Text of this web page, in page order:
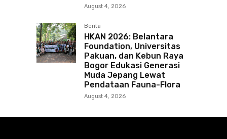
August 4, 2026
Berita
HKAN 2026: Belantara
Foundation, Universitas
Pakuan, dan Kebun Raya
Bogor Edukasi Generasi
Muda Jepang Lewat
Pendataan Fauna-Flora
August 4, 2026